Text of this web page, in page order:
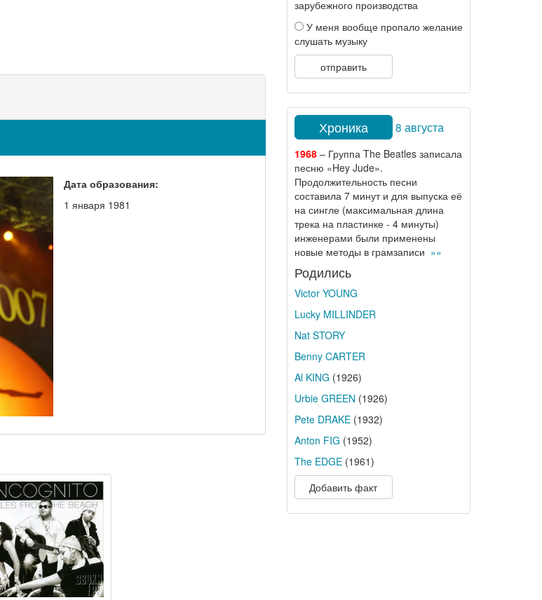
Дата образования:
1 января 1981
зарубежного производства
У меня вообще пропало желание
слушать музыку
отправить
Хроника 8 августа
1968– Группа The Beatles записала
песню «Hey Jude».
Продолжительность песни
составила 7 минут и для выпуска её
на сингле (максимальная длина
трека на пластинке - 4 минуты)
инженерами были применены
новые методы в грамзаписи »»
Родились
Victor YOUNG
Lucky MILLINDER
Nat STORY
Benny CARTER
Al KING (1926)
Urbie GREEN (1926)
Pete DRAKE(1932)
Anton FIG (1952)
The EDGE(1961)
Добавить факт